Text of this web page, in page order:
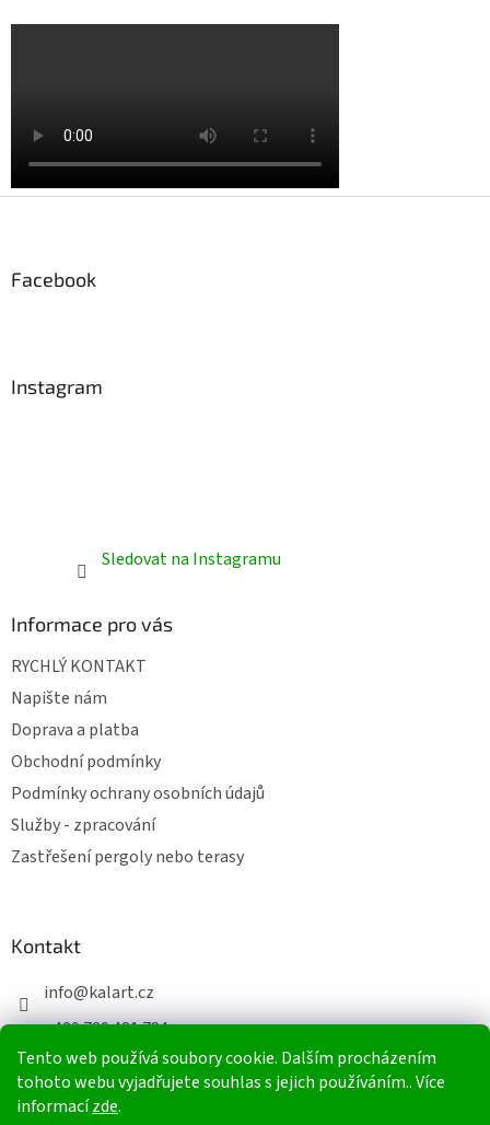
Tento web používá soubory cookie. Dalším procházením
tohoto webu vyjadřujete souhlas s jejich používáním.. Více
informacízde.
Facebook
Instagram
Sledovat na Instagramu
Informace pro vás
RYCHLÝ KONTAKT
Napište nám
Doprava a platba
Obchodní podmínky
Podmínky ochrany osobních údajů
Služby - zpracování
Zastřešení pergoly nebo terasy
Kontakt
info@kalart.cz
+420 739 481 784
+420 603 565 223